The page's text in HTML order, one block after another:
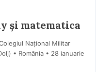
și matematica
Național Militar
• România
28 ianuarie